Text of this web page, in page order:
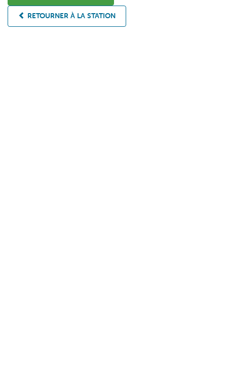
RETOURNER À LA STATION